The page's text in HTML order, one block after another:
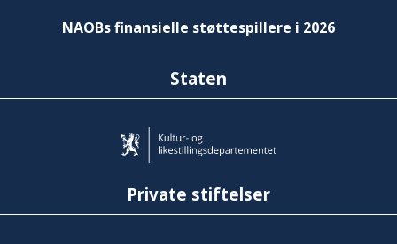
NAOBs finansielle støttespillere i 2026
Staten
Private stiftelser